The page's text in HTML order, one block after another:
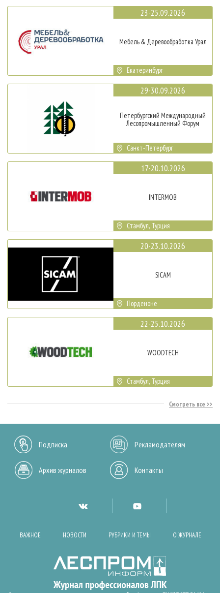
23-25.09.2026
Мебель & Деревообработка Урал
Екатеринбург
29-30.09.2026
Петербургский Международный
Лесопромышленный Форум
Санкт-Петербург
17-20.10.2026
INTERMOB
Стамбул, Турция
20-23.10.2026
SICAM
Порденоне
22-25.10.2026
WOODTECH
Стамбул, Турция
Смотреть все
Подписка Рекламодателям
Архив журналов Контакты
ВАЖНОЕ НОВОСТИ РУБРИКИ И ТЕМЫ О ЖУРНАЛЕ